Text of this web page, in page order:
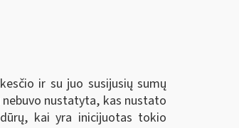
ir su juo susijusių sumų
nustatyta, kas nustato
kai yra inicijuotas tokio